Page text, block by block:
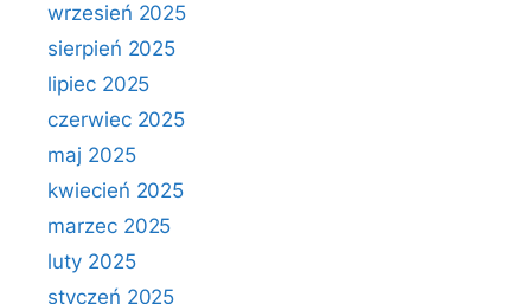
wrzesień 2025
sierpień 2025
lipiec 2025
czerwiec 2025
maj 2025
kwiecień 2025
marzec 2025
luty 2025
styczeń 2025